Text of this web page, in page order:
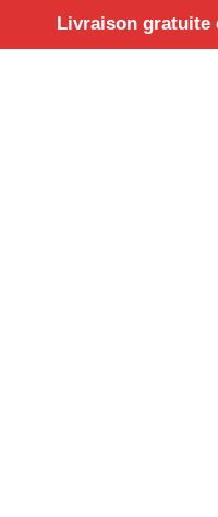
Livraison gratuite